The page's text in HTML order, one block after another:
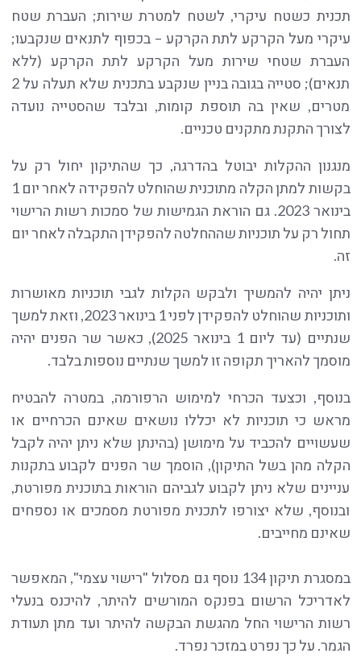
תכנית כשטח עיקרי, לשטח למטרת שירות; העברת שטח
עיקרי מעל הקרקע לתת הקרקע – בכפוף לתנאים שנקבעו;
העברת שטחי שירות מעל הקרקע לתת הקרקע (ללא
תנאים); סטייה בגובה בניין שנקבע בתכנית שלא תעלה על 2
מטרים, שאין בה תוספת קומות, ובלבד שהסטייה נועדה
לצורך התקנת מתקנים טכניים.
מנגנון ההקלות יבוטל בהדרגה, כך שהתיקון יחול רק על
בקשות למתן הקלה מתוכנית שהוחלט להפקידה לאחר יום 1
בינואר 2023. גם הוראת הגמישות של סמכות רשות הרישוי
תחול רק על תוכניות שההחלטה להפקידן התקבלה לאחר יום
זה.
ניתן יהיה להמשיך ולבקש הקלות לגבי תוכניות מאושרות
ותוכניות שהוחלט להפקידן לפני 1 בינואר 2023, וזאת למשך
שנתיים (עד ליום 1 בינואר 2025), כאשר שר הפנים יהיה
מוסמך להאריך תקופה זו למשך שנתיים נוספות בלבד.
בנוסף, וכצעד הכרחי למימוש הרפורמה, במטרה להבטיח
מראש כי תוכניות לא יכללו נושאים שאינם הכרחיים או
שעשויים להכביד על מימושן (בהינתן שלא ניתן יהיה לקבל
הקלה מהן בשל התיקון), הוסמך שר הפנים לקבוע בתקנות
עניינים שלא ניתן לקבוע לגביהם הוראות בתוכנית מפורטת,
ובנוסף, שלא יצורפו לתכנית מפורטת מסמכים או נספחים
שאינם מחייבים.
במסגרת תיקון 134 נוסף גם מסלול "רישוי עצמי", המאפשר
לאדריכל הרשום בפנקס המורשים להיתר, להיכנס בנעלי
רשות הרישוי החל מהגשת הבקשה להיתר ועד מתן תעודת
הגמר. על כך נפרט במזכר נפרד.